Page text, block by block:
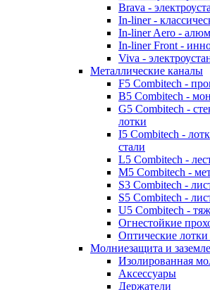
Brava -
In-liner -
In-liner Aero -
In-liner Front -
Viva -
Металлические каналы
F5 Combitech -
B5 Combitech -
G5 Combitech -
лотки
I5 Combitech -
стали
L5 Combitech -
M5 Combitech -
S3 Combitech -
S5 Combitech -
U5 Combitech -
Огнестойкие
Оптические
Молниезащита и
Изолированная
Аксессуары
Держатели